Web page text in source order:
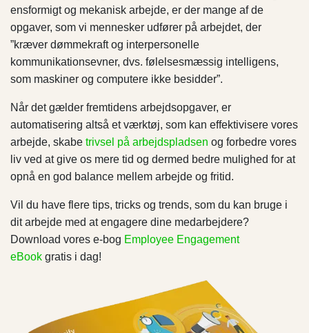
ensformigt og mekanisk arbejde, er der mange af de
opgaver, som vi mennesker udfører på arbejdet, der
”kræver dømmekraft og interpersonelle
kommunikationsevner, dvs. følelsesmæssig intelligens,
som maskiner og computere ikke besidder”.
Når det gælder fremtidens arbejdsopgaver, er
automatisering altså et værktøj, som kan effektivisere vores
arbejde, skabe trivsel på arbejdspladsen og forbedre vores
liv ved at give os mere tid og dermed bedre mulighed for at
opnå en god balance mellem arbejde og fritid.
Vil du have flere tips, tricks og trends, som du kan bruge i
dit arbejde med at engagere dine medarbejdere?
Download vores e-bog Employee Engagement
eBook gratis i dag!